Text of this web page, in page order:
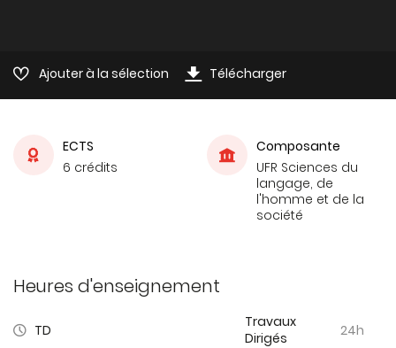
Ajouter à la sélection Télécharger
ECTS
6 crédits
Composante
UFR Sciences du
langage, de
l'homme et de la
société
Heures d'enseignement
TD
Travaux
Dirigés
24h